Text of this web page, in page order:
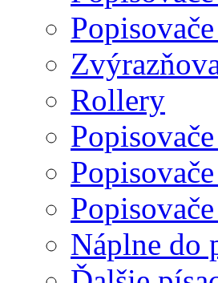
Rollery
Náplne do